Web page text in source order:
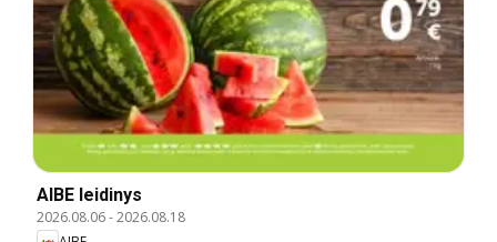
AIBE leidinys
2026.08.06-2026.08.18